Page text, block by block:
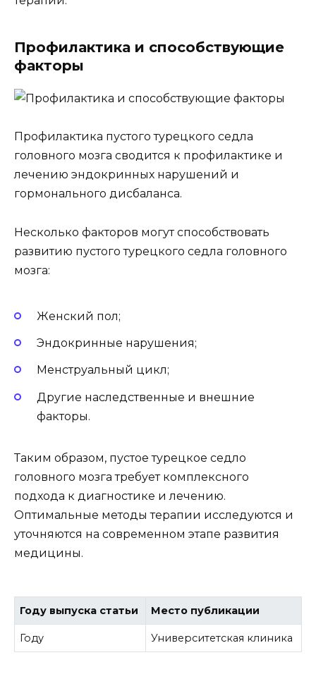
Профилактика и способствующие
факторы
Профилактика пустого турецкого седла
головного мозга сводится к профилактике и
лечению эндокринных нарушений и
гормонального дисбаланса.
Несколько факторов могут способствовать
развитию пустого турецкого седла головного
мозга:
Женский пол;
Эндокринные нарушения;
Менструальный цикл;
Другие наследственные и внешние
факторы.
Таким образом, пустое турецкое седло
головного мозга требует комплексного
подхода к диагностике и лечению.
Оптимальные методы терапии исследуются и
уточняются на современном этапе развития
медицины.
Году выпуска статьи Место публикации
Году Университетская клиника